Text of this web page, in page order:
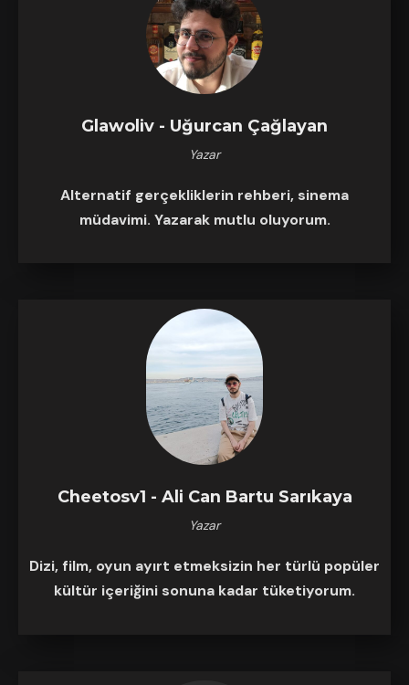
Glawoliv - Uğurcan Çağlayan
Yazar
Alternatif gerçekliklerin rehberi, sinema
müdavimi. Yazarak mutlu oluyorum.
Cheetosv1 - Ali Can Bartu Sarıkaya
Yazar
Dizi, film, oyun ayırt etmeksizin her türlü popüler
kültür içeriğini sonuna kadar tüketiyorum.